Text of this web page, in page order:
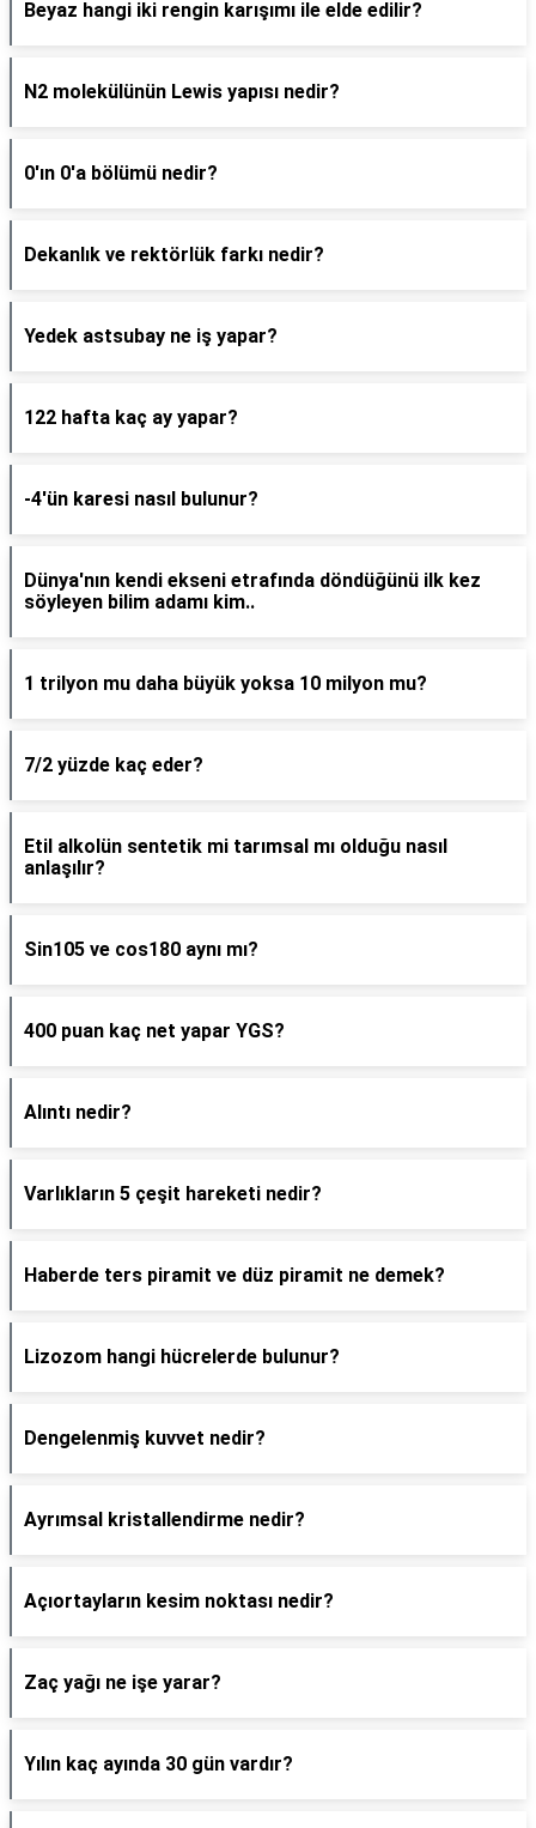
Beyaz hangi iki rengin karışımı ile elde edilir?
N2 molekülünün Lewis yapısı nedir?
0'ın 0'a bölümü nedir?
Dekanlık ve rektörlük farkı nedir?
Yedek astsubay ne iş yapar?
122 hafta kaç ay yapar?
-4'ün karesi nasıl bulunur?
Dünya'nın kendi ekseni etrafında döndüğünü ilk kez
söyleyen bilim adamı kim..
1 trilyon mu daha büyük yoksa 10 milyon mu?
7/2 yüzde kaç eder?
Etil alkolün sentetik mi tarımsal mı olduğu nasıl
anlaşılır?
Sin105 ve cos180 aynı mı?
400 puan kaç net yapar YGS?
Alıntı nedir?
Varlıkların 5 çeşit hareketi nedir?
Haberde ters piramit ve düz piramit ne demek?
Lizozom hangi hücrelerde bulunur?
Dengelenmiş kuvvet nedir?
Ayrımsal kristallendirme nedir?
Açıortayların kesim noktası nedir?
Zaç yağı ne işe yarar?
Yılın kaç ayında 30 gün vardır?